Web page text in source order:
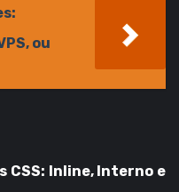
ou
CSS: Inline, Interno e